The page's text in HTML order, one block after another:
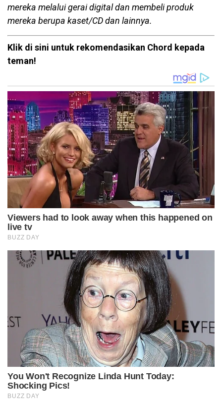
mereka melalui gerai digital dan membeli produk
mereka berupa kaset/CD dan lainnya.
Klik di sini untuk rekomendasikan Chord kepada
teman!